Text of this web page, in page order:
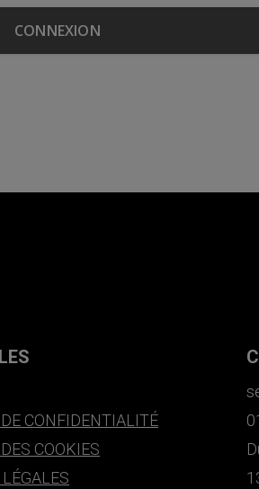
CONFIDENTIALITÉ
COOKIES